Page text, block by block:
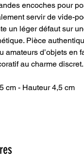
encoches pour
servir de vide-
un léger défaut sur
Pièce
amateurs d’objets en
au charme discret.
cm - Hauteur 4,5 cm